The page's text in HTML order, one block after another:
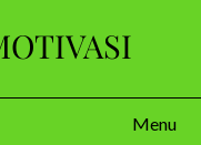
Menu